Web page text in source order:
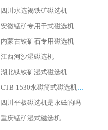
四川水选褐铁矿磁选机
安徽锰矿专用干式磁选机
内蒙古铁矿石专用磁选机
江西河沙湿磁选机
湖北钛铁矿湿式磁选机
CTB-1530永磁筒式磁选机代理商
四川平板磁选机是永磁的吗
重庆锰矿湿式磁选机